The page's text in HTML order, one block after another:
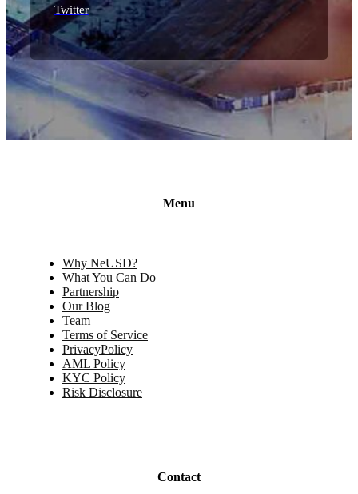
Twitter
Menu
Why NeUSD?
What You Can Do
Partnership
Our Blog
Team
Terms of Service
PrivacyPolicy
AML Policy
KYC Policy
Risk Disclosure
Contact